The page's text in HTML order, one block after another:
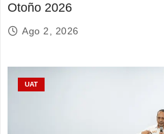
Otoño 2026
Ago 2, 2026
UAT